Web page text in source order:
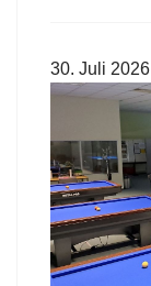
30. Juli 2026